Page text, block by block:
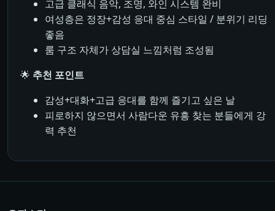
고급 클래식 음악, 조명, 와인 시스템 완비
여성층은 정장+감성 응대 중심 스타일 / 분위기 리딩
좋음
룸 구조 자체가 상담실 느낌처럼 조성됨
🌟 추천 포인트
감성+대화+고급 응대를 함께 즐기고 싶은 날
피로하지 않으면서 사람다운 유흥 찾는 분들에게 강
력 추천